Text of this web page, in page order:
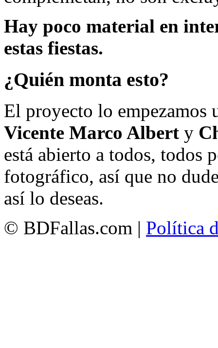
Hay poco material en
estas fiestas.
¿Quién monta esto?
El proyecto lo empezamos
Vicente Marco Albert y
está abierto a todos, todos
fotográfico, así que no
así lo deseas.
© BDFallas.com | Política